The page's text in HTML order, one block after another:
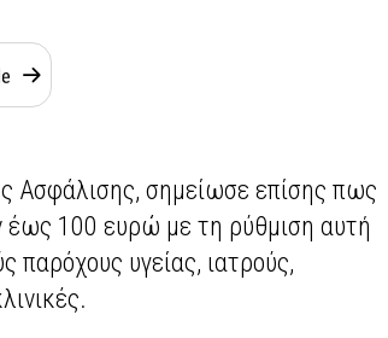
Ασφάλισης, σημείωσε επίσης πως
έως 100 ευρώ με τη ρύθμιση αυτή
παρόχους υγείας, ιατρούς,